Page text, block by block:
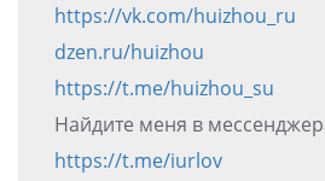
https://vk.com/huizhou_ru
dzen.ru/huizhou
https://t.me/huizhou_su
Найдите меня в
https://t.me/iurlov